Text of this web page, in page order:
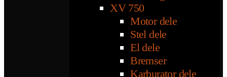
XV 750
Motor dele
Stel dele
El dele
Bremser
Karburator dele